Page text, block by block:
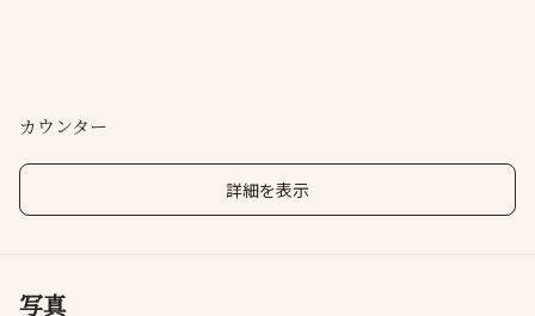
カウンター
詳細を表示
写真